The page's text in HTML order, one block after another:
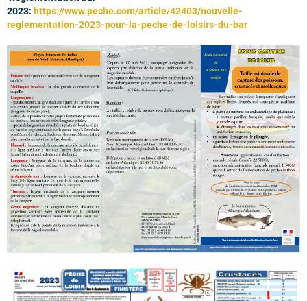
2023: https://www.peche.com/article/42403/nouvelle-
reglementation-2023-pour-la-peche-de-loisirs-du-bar